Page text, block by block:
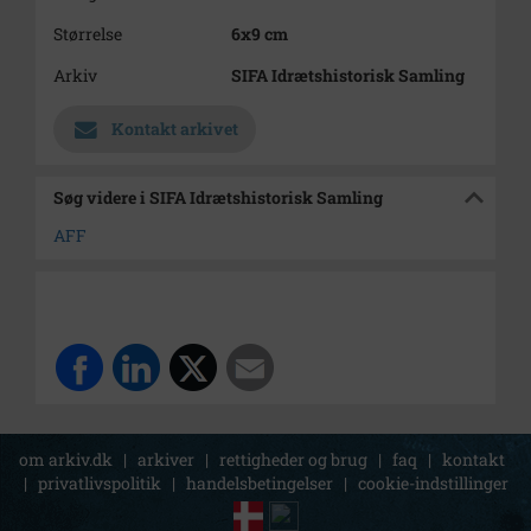
Størrelse
6x9 cm
Arkiv
SIFA Idrætshistorisk Samling
Kontakt arkivet
Søg videre i SIFA Idrætshistorisk Samling
AFF
om arkiv.dk | arkiver | rettigheder og brug | faq | kontakt
| privatlivspolitik | handelsbetingelser | cookie-indstillinger